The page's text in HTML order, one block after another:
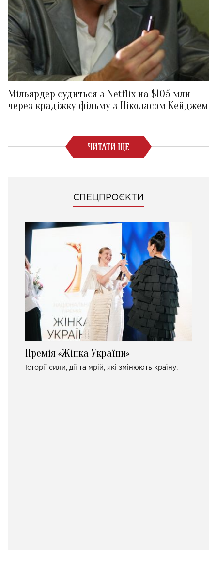
Мільярдер судиться з Netflix на $105 млн
через крадіжку фільму з Ніколасом Кейджем
ЧИТАТИ ЩЕ
СПЕЦПРОЄКТИ
Премія «Жінка України»
Історії сили, дії та мрій, які змінюють країну.